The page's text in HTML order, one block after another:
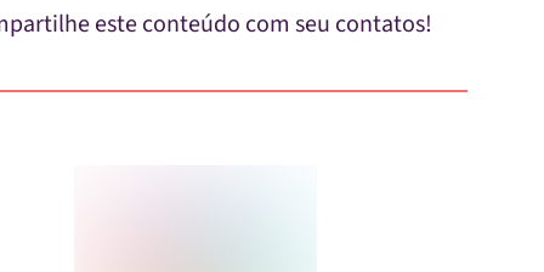
este conteúdo com seu contatos!